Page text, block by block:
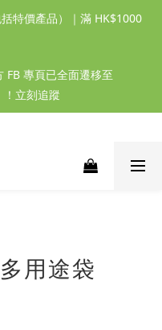
特價產品）｜滿 HK$1000
專頁已全面遷移至
立刻追蹤
用途袋